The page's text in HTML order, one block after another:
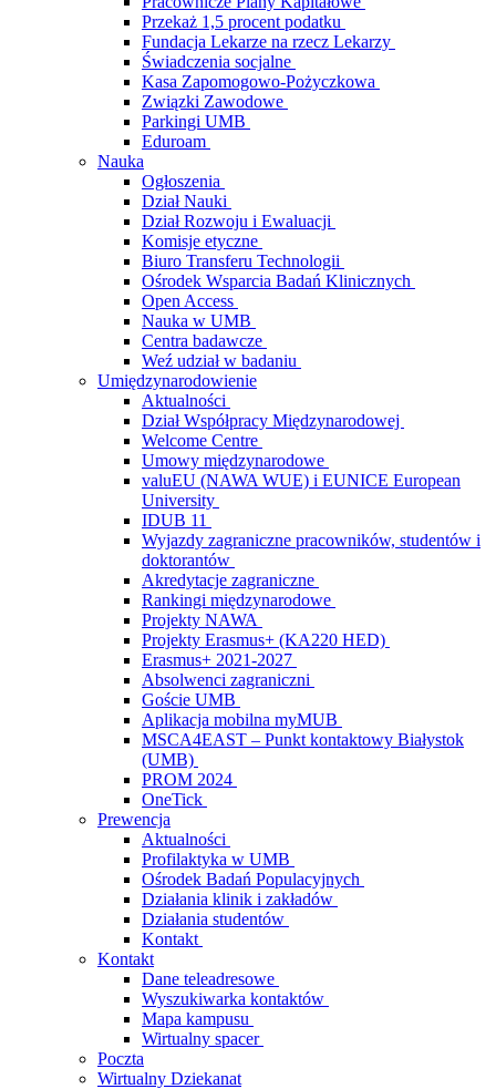
Przekaż 1,5 procent podatku
Fundacja Lekarze na rzecz Lekarzy
Świadczenia socjalne
Kasa Zapomogowo-Pożyczkowa
Związki Zawodowe
Parkingi UMB
Eduroam
Nauka
Ogłoszenia
Dział Nauki
Dział Rozwoju i Ewaluacji
Komisje etyczne
Biuro Transferu Technologii
Ośrodek Wsparcia Badań Klinicznych
Open Access
Nauka w UMB
Centra badawcze
Weź udział w badaniu
Umiędzynarodowienie
Aktualności
Dział Współpracy Międzynarodowej
Welcome Centre
Umowy międzynarodowe
valuEU (NAWA WUE) i EUNICE European
University
IDUB 11
Wyjazdy zagraniczne pracowników, studentów i
doktorantów
Akredytacje zagraniczne
Rankingi międzynarodowe
Projekty NAWA
Projekty Erasmus+ (KA220 HED)
Erasmus+ 2021-2027
Absolwenci zagraniczni
Goście UMB
Aplikacja mobilna myMUB
MSCA4EAST – Punkt kontaktowy Białystok
(UMB)
PROM 2024
OneTick
Prewencja
Aktualności
Profilaktyka w UMB
Ośrodek Badań Populacyjnych
Działania klinik i zakładów
Działania studentów
Kontakt
Kontakt
Dane teleadresowe
Wyszukiwarka kontaktów
Mapa kampusu
Wirtualny spacer
Poczta
Wirtualny Dziekanat